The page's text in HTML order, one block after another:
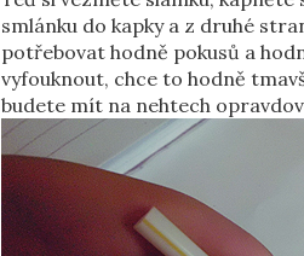
smlánku do kapky a z druhé
potřebovat hodně pokusů a
vyfouknout, chce to hodně
budete mít na nehtech